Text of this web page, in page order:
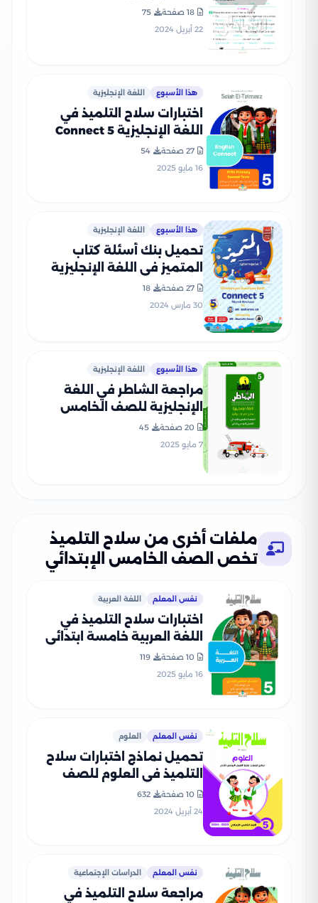
للصف الخامس الابتدائي
الفصل الدراسي الثاني
18 صفحة
75
22 أبريل 2024
هذا الأسبوع اللغة الإنجليزية
اختبارات سلاح التلميذ في
اللغة الإنجليزية Connect 5
للصف الخامس الابتدائي الترم
الثاني PDF بالاجابات
27 صفحة
54
16 مايو 2025
هذا الأسبوع اللغة الإنجليزية
تحميل بنك أسئلة كتاب
المتميز في اللغة الإنجليزية
Connect 5 لشهر مارس
للصف الخامس الابتدائي مع
27 صفحة
18
30 مارس 2024
هذا الأسبوع اللغة الإنجليزية
مراجعة الشاطر في اللغة
الإنجليزية للصف الخامس
PDF بالاجابات
20 صفحة
45
7 مايو 2025
ملفات أخرى من سلاح التلميذ
تخص الصف الخامس الإبتدائي
نفس المعلم اللغة العربية
اختبارات سلاح التلميذ في
اللغة العربية خامسة ابتدائي
الترم الثاني PDF بالاجابات
10 صفحة
119
16 مايو 2025
نفس المعلم العلوم
تحميل نماذج اختبارات سلاح
التلميذ في العلوم للصف
الخامس الابتدائي مع إجاباتها
النموذجية
10 صفحة
632
24 أبريل 2024
نفس المعلم الدراسات الإجتماعية
مراجعة سلاح التلميذ في